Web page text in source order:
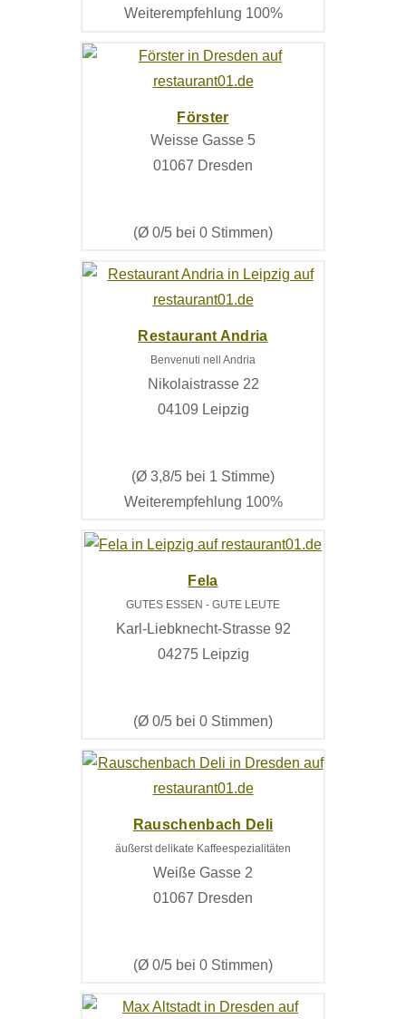
Weiterempfehlung 100%
Förster
Weisse Gasse 5
01067 Dresden
(Ø 0/5 bei 0 Stimmen)
Restaurant Andria
Benvenuti nell Andria
Nikolaistrasse 22
04109 Leipzig
(Ø 3,8/5 bei 1 Stimme)
Weiterempfehlung 100%
Fela
GUTES ESSEN - GUTE LEUTE
Karl-Liebknecht-Strasse 92
04275 Leipzig
(Ø 0/5 bei 0 Stimmen)
Rauschenbach Deli
äußerst delikate Kaffeespezialitäten
Weiße Gasse 2
01067 Dresden
(Ø 0/5 bei 0 Stimmen)